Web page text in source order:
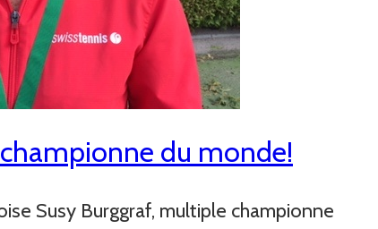
du monde!
Susy Burggraf, multiple championne